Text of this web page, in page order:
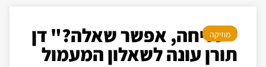
מוזיקה
"סליחה, אפשר שאלה?" דן
תורן עונה לשאלון המעמול